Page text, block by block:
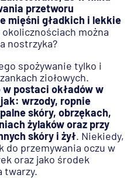
przetworu
mięśni gładkich i lekkie
okolicznościach można
nostrzyka?
spożywanie tylko i
ziołowych.
postaci okładów w
wrzody, ropnie
skóry, obrzękach,
żylaków oraz przy
skóry i żył. Niekiedy,
do przemywania oczu w
oraz jako środek
twarzy.